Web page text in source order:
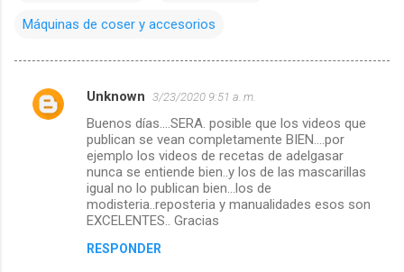
Máquinas de coser y accesorios
C
Unknown 3/23/2020 9:51 a. m.
Buenos días....SERA. posible que los videos que
publican se vean completamente BIEN....por
ejemplo los videos de recetas de adelgasar
nunca se entiende bien..y los de las mascarillas
igual no lo publican bien...los de
modisteria..reposteria y manualidades esos son
EXCELENTES.. Gracias
RESPONDER